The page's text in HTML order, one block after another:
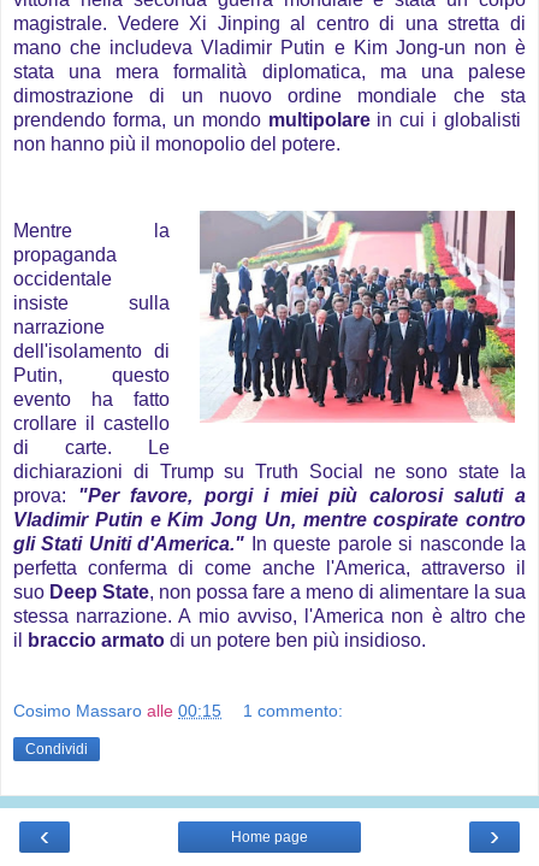
magistrale. Vedere Xi Jinping al centro di una stretta di
mano che includeva Vladimir Putin e Kim Jong-un non è
stata una mera formalità diplomatica, ma una palese
dimostrazione di un nuovo ordine mondiale che sta
prendendo forma, un mondo multipolarein cui i globalisti
non hanno più il monopolio del potere.
Mentre la
propaganda
occidentale
insiste sulla
narrazione
dell'isolamento di
Putin, questo
evento ha fatto
crollare il castello
di carte. Le
dichiarazioni di Trump su Truth Social ne sono state la
prova: "Per favore, porgi i miei più calorosi saluti a
Vladimir Putin e Kim Jong Un, mentre cospirate contro
gli Stati Uniti d'America." In queste parole si nasconde la
perfetta conferma di come anche l'America, attraverso il
suo Deep State, non possa fare a meno di alimentare la sua
stessa narrazione. A mio avviso, l'America non è altro che
il
braccio armato di un potere ben più insidioso.
Cosimo Massaro alle 00:15 1 commento:
Condividi
‹ ›
Home page